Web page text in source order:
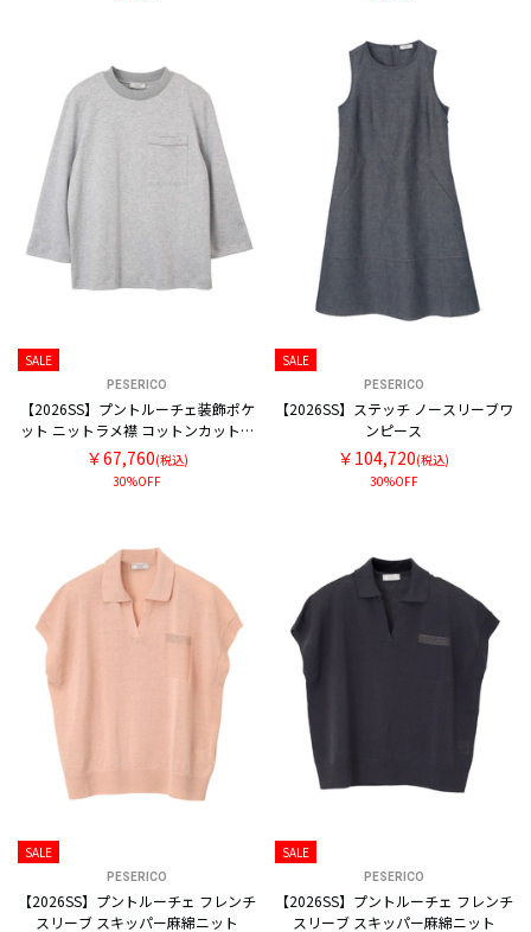
SALE
PESERICO
【2026SS】プントルーチェ装飾ポケ
ット ニットラメ襟 コットンカットソ
ー
￥67,760(税込)
30%OFF
SALE
PESERICO
【2026SS】ステッチ ノースリーブワ
ンピース
￥104,720(税込)
30%OFF
SALE
PESERICO
【2026SS】プントルーチェ フレンチ
スリーブ スキッパー麻綿ニット
SALE
PESERICO
【2026SS】プントルーチェ フレンチ
スリーブ スキッパー麻綿ニット